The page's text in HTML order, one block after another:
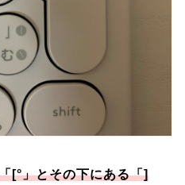
[°」とその下にある「]